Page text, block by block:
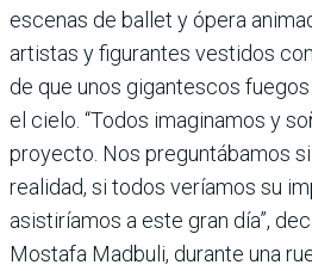
escenas de ballet y ópera
artistas y figurantes vestidos
de que unos gigantescos
el cielo. “Todos imaginamos y
proyecto. Nos preguntábamos
realidad, si todos veríamos su
asistiríamos a este gran día”,
Mostafa Madbuli, durante una